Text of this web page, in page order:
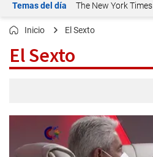
Temas del día The New York Times
Inicio El Sexto
El Sexto